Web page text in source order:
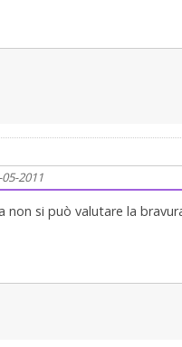
2011
non si può valutare la